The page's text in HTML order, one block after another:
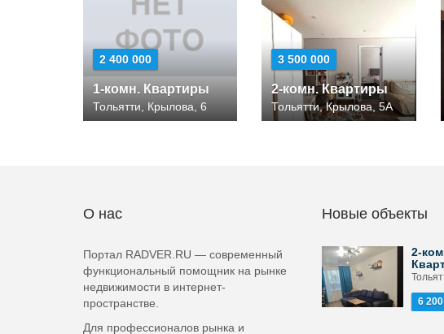
2 400 000
1-комн. Квартиры
Тольятти, Крылова, 6
3 500 000
2-комн. Квартиры
Тольятти, Крылова, 5А
О нас
Портал RADVER.RU — современный
функциональный помощник на рынке
недвижимости в интернет-
пространстве.
Для профессионалов рынка и
Новые объекты
2-
6